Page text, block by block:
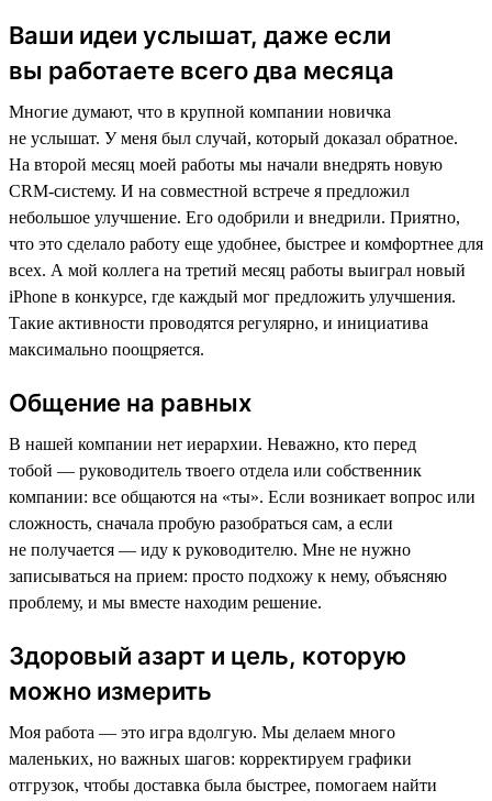
Ваши идеи услышат, даже если
вы работаете всего два месяца
Многие думают, что в крупной компании новичка
не услышат. У меня был случай, который доказал обратное.
На второй месяц моей работы мы начали внедрять новую
CRM-систему. И на совместной встрече я предложил
небольшое улучшение. Его одобрили и внедрили. Приятно,
что это сделало работу еще удобнее, быстрее и комфортнее для
всех. А мой коллега на третий месяц работы выиграл новый
iPhone в конкурсе, где каждый мог предложить улучшения.
Такие активности проводятся регулярно, и инициатива
максимально поощряется.
Общение на равных
В нашей компании нет иерархии. Неважно, кто перед
тобой — руководитель твоего отдела или собственник
компании: все общаются на «ты». Если возникает вопрос или
сложность, сначала пробую разобраться сам, а если
не получается — иду к руководителю. Мне не нужно
записываться на прием: просто подхожу к нему, объясняю
проблему, и мы вместе находим решение.
Здоровый азарт и цель, которую
можно измерить
Моя работа — это игра вдолгую. Мы делаем много
маленьких, но важных шагов: корректируем графики
отгрузок, чтобы доставка была быстрее, помогаем найти